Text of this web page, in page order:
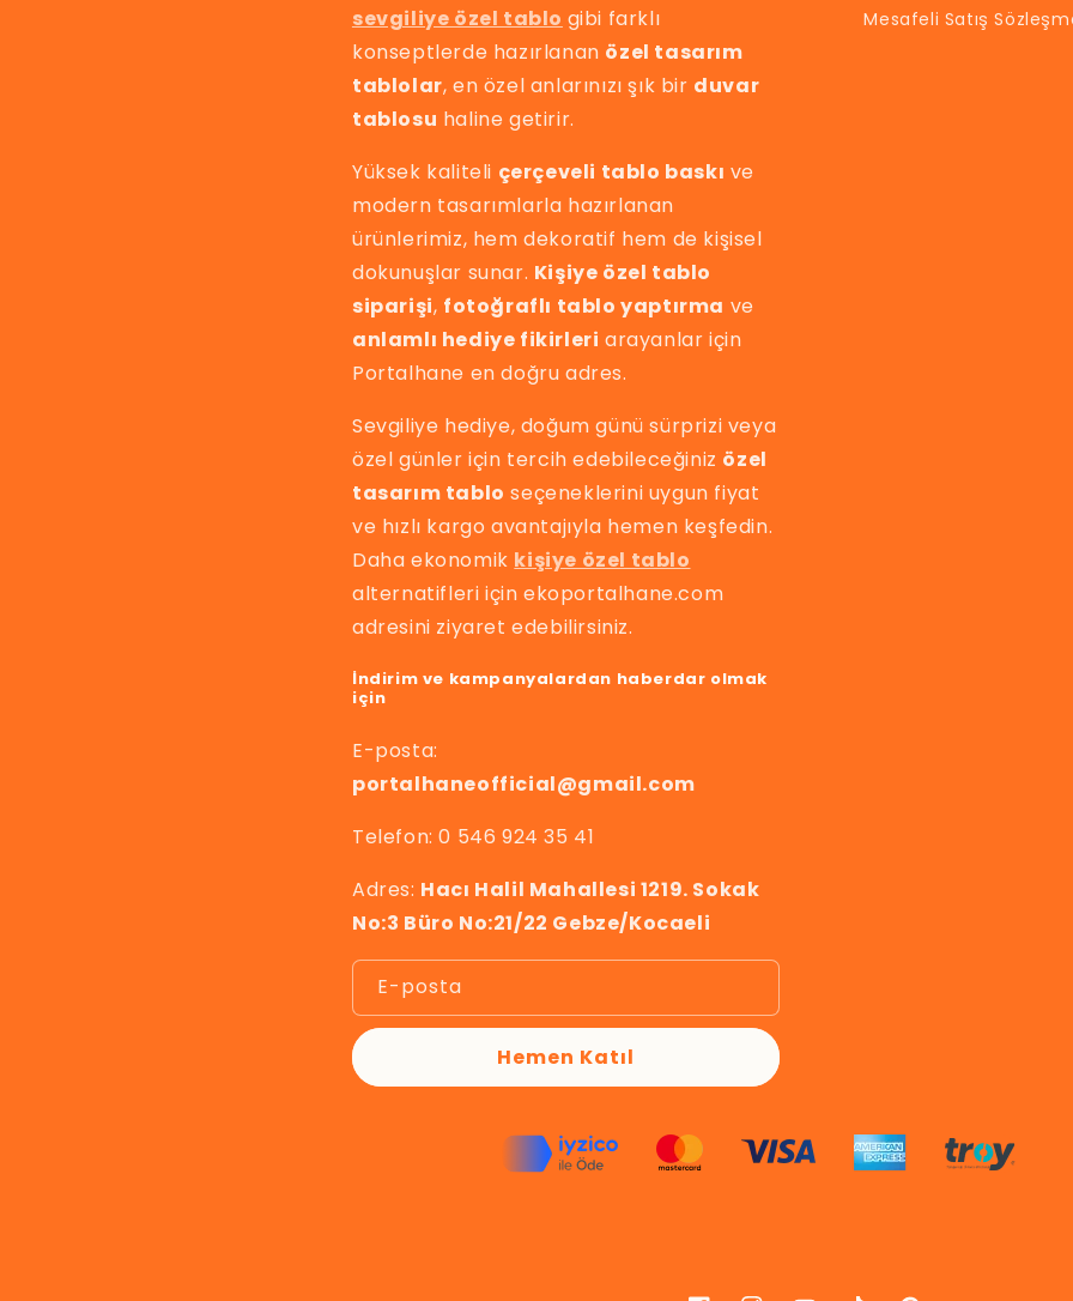
sevgiliye özel tablo gibi farklı
konseptlerde hazırlanan özel tasarım
tablolar, en özel anlarınızı şık bir duvar
tablosu haline getirir.
Yüksek kaliteli çerçeveli tablo baskı ve
modern tasarımlarla hazırlanan
ürünlerimiz, hem dekoratif hem de kişisel
dokunuşlar sunar. Kişiye özel tablo
siparişi, fotoğraflı tablo yaptırma ve
anlamlı hediye fikirleri arayanlar için
Portalhane en doğru adres.
Sevgiliye hediye, doğum günü sürprizi veya
özel günler için tercih edebileceğiniz özel
tasarım tablo seçeneklerini uygun fiyat
ve hızlı kargo avantajıyla hemen keşfedin.
Daha ekonomik kişiye özel tablo
alternatifleri için ekoportalhane.com
adresini ziyaret edebilirsiniz.
İndirim ve kampanyalardan haberdar olmak
için
E-posta:
portalhaneofficial@gmail.com
Telefon: 0 546 924 35 41
Adres: Hacı Halil Mahallesi 1219. Sokak
No:3 Büro No:21/22 Gebze/Kocaeli
E-posta
Hemen Katıl
Mesafeli Satış